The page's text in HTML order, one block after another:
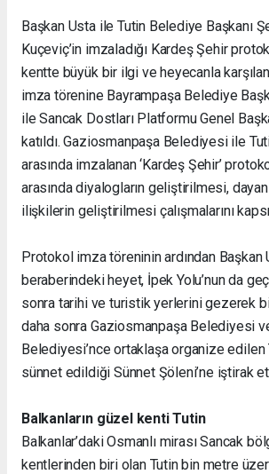
Başkan Usta ile Tutin Belediye Başkanı
Kuçeviç’in imzaladığı Kardeş Şehir
kentte büyük bir ilgi ve heyecanla
imza törenine Bayrampaşa Belediye
ile Sancak Dostları Platformu Genel
katıldı. Gaziosmanpaşa Belediyesi ile
arasında imzalanan ‘Kardeş Şehir’
arasında diyalogların geliştirilmesi,
ilişkilerin geliştirilmesi çalışmalarını
Protokol imza töreninin ardından Başkan
beraberindeki heyet, İpek Yolu’nun da
sonra tarihi ve turistik yerlerini gezerek
daha sonra Gaziosmanpaşa Belediyesi
Belediyesi’nce ortaklaşa organize
sünnet edildiği Sünnet Şöleni’ne iştirak
Balkanların güzel kenti Tutin
Balkanlar’daki Osmanlı mirası Sancak
kentlerinden biri olan Tutin bin metre